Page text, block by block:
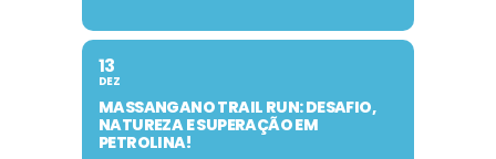
13
DEZ
MASSANGANO TRAIL RUN: DESAFIO,
NATUREZA E SUPERAÇÃO EM
PETROLINA!